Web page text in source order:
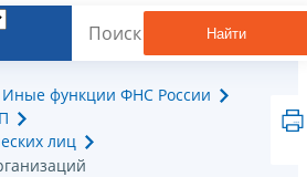
Найти
Иные функции ФНС России
лиц